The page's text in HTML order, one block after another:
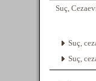
Suç,
Suç,
Suç,